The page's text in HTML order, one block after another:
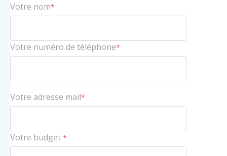
Votre nom*
Votre numéro de téléphone*
Votre adresse mail*
Votre budget *